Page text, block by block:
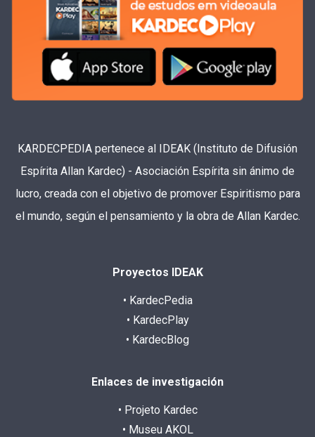
KARDECPEDIA pertenece al IDEAK (Instituto de Difusión
Espírita Allan Kardec) - Asociación Espírita sin ánimo de
lucro, creada con el objetivo de promover Espiritismo para
el mundo, según el pensamiento y la obra de Allan Kardec.
Proyectos IDEAK
• KardecPedia
• KardecPlay
• KardecBlog
Enlaces de investigación
• Projeto Kardec
• Museu AKOL